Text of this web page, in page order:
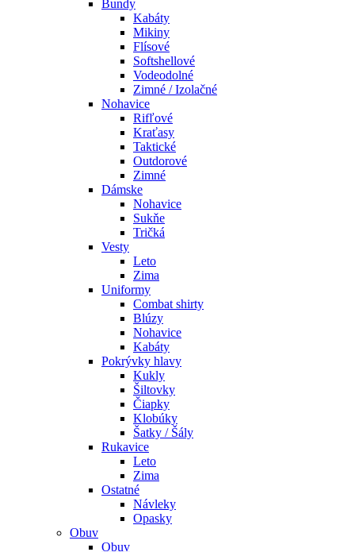
Bundy
Kabáty
Mikiny
Flísové
Softshellové
Vodeodolné
Zimné / Izolačné
Nohavice
Rifľové
Kraťasy
Taktické
Outdorové
Zimné
Dámske
Nohavice
Sukňe
Tričká
Vesty
Leto
Zima
Uniformy
Combat shirty
Blúzy
Nohavice
Kabáty
Pokrývky hlavy
Kukly
Šiltovky
Čiapky
Klobúky
Šatky / Šály
Rukavice
Leto
Zima
Ostatné
Návleky
Opasky
Obuv
Obuv